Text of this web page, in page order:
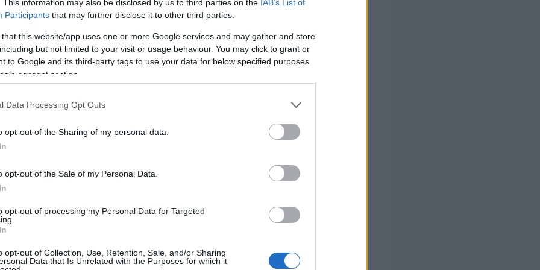
This information may also be disclosed by us to third parties on the IAB’s List of
Participants that may further disclose it to other third parties.
that this website/app uses one or more Google services and may gather and store
but not limited to your visit or usage behaviour. You may click to grant or
to Google and its third-party tags to use your data for below specified purposes
consent section.
Data Processing Opt Outs
opt-out of the Sharing of my personal data.
opt-out of the Sale of my Personal Data.
opt-out of processing my Personal Data for Targeted
opt-out of Collection, Use, Retention, Sale, and/or Sharing
Data that Is Unrelated with the Purposes for which it
304
Εργαστηρίων* 102
346, 348
έως 406
ή Οδοντικής Τεχνολογίας *
493, 935
ή Διατροφής και Διαιτολογίας *
494 έως
Μονάδων Υγείας και Πρόνοιας ή Διοίκησης
Μονάδων Υγείας και Πρόνοιας ή Διοίκησης
- Διοίκηση Μονάδων Υγείας και Πρόνοιας *
512, 514
ή Βιβλιοθηκονομίας και Συστημάτων
Πληροφοριών ή Διεθνούς Εμπορίου ή
ή Διοίκησης Επιχειρήσεων - Διοίκηση Επιχειρήσεων
- Συνεταιριστικών Επιχειρήσεων και Οργανώσεων ή
Έργων ή Διοίκησης Μονάδων Τοπικής
Μονάδων Υγείας και Πρόνοιας ή Διοίκησης